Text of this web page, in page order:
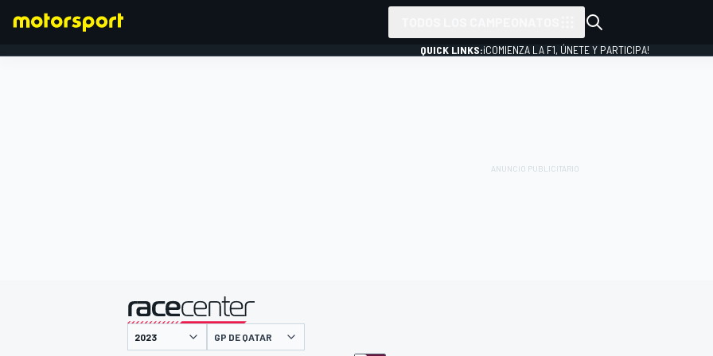
QUICK LINKS:¡COMIENZA LA F1, ÚNETE Y PARTICIPA!
presentado por
GP DE QATAR